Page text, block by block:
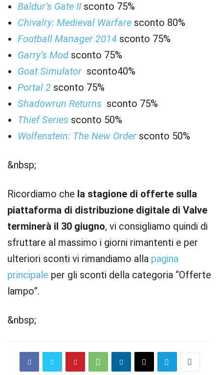
Baldur’s Gate II sconto 75%
Chivalry: Medieval Warfare sconto 80%
Football Manager 2014 sconto 75%
Garry’s Mod sconto 75%
Goat Simulator sconto40%
Portal 2 sconto 75%
Shadowrun Returns sconto 75%
Thief Series sconto 50%
Wolfenstein: The New Order sconto 50%
&nbsp;
Ricordiamo che la stagione di offerte sulla
piattaforma di distribuzione digitale di Valve
terminerà il 30 giugno, vi consigliamo quindi di
sfruttare al massimo i giorni rimantenti e per
ulteriori sconti vi rimandiamo alla pagina
principale per gli sconti della categoria “Offerte
lampo”.
&nbsp;